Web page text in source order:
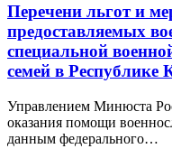
Перечени льгот и
предоставляемых
специальной
семей в
Управлением Минюста
оказания помощи
данным федерального…